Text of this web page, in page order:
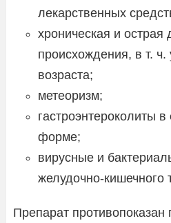
лекарственных
хроническая и острая
происхождения, в т. ч.
возраста;
метеоризм;
гастроэнтероколиты
форме;
вирусные и
желудочно-кишечного
Препарат